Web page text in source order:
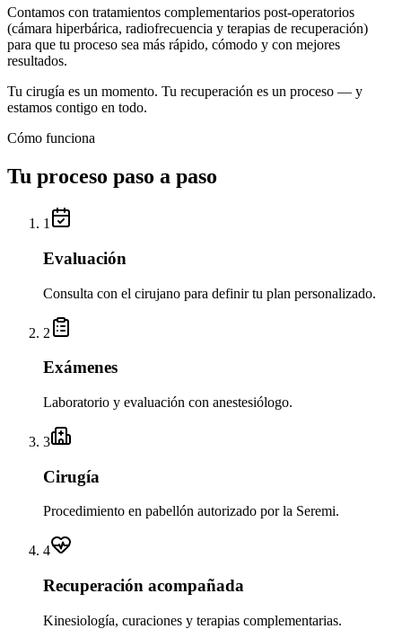
Contamos con tratamientos complementarios post-operatorios
(cámara hiperbárica, radiofrecuencia y terapias de recuperación)
para que tu proceso sea más rápido, cómodo y con mejores
resultados.
Tu cirugía es un momento. Tu recuperación es un proceso — y
estamos contigo en todo.
Cómo funciona
Tu proceso paso a paso
1
Evaluación
Consulta con el cirujano para definir tu plan personalizado.
2
Exámenes
Laboratorio y evaluación con anestesiólogo.
3
Cirugía
Procedimiento en pabellón autorizado por la Seremi.
4
Recuperación acompañada
Kinesiología, curaciones y terapias complementarias.